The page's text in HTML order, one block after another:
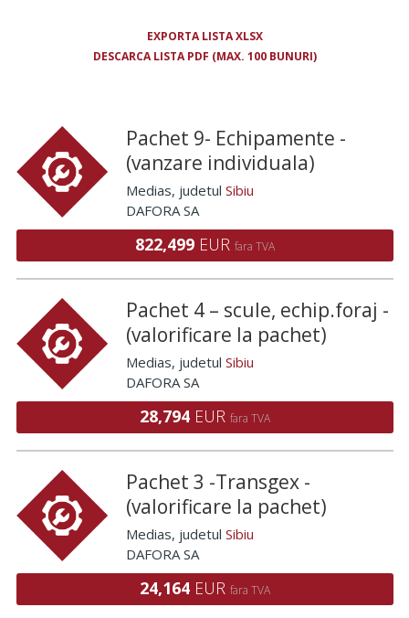
EXPORTA LISTA XLSX
DESCARCA LISTA PDF (MAX. 100 BUNURI)
Pachet 9- Echipamente -
(vanzare individuala)
Medias, judetul Sibiu
DAFORA SA
822,499 EUR fara TVA
Pachet 4 – scule, echip.foraj -
(valorificare la pachet)
Medias, judetul Sibiu
DAFORA SA
28,794 EUR fara TVA
Pachet 3 -Transgex -
(valorificare la pachet)
Medias, judetul Sibiu
DAFORA SA
24,164 EUR fara TVA